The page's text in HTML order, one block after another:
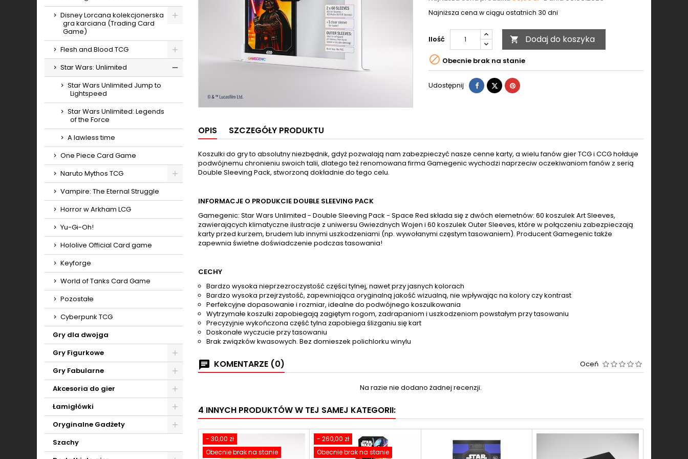
Disney Lorcana kolekcjonerska
gra karciana (Trading Card
Game)
Flesh and Blood TCG
Toggle
Star Wars: Unlimited
Star Wars Unlimited Jump to
Lightspeed
Star Wars Unlimited: Legends
of the Force
A lawless time
One Piece Card Game
Naruto Mythos TCG
Vampire: The Eternal Struggle
Horror w Arkham LCG
Yu-Gi-Oh!
Hololive Official Card game
Keyforge
World of Tanks Card Game
Pozostałe
Cyberpunk TCG
Gry dla dwojga
Gry Figurkowe
Toggle
Gry Fabularne
Akcesoria do gier
Łamigłówki
Toggle
Oryginalne Gadżety
Toggle
Szachy
Najniższa cena w ciągu ostatnich 30 dni
Ilość  Dodaj do koszyka
 Obecnie brak na stanie
Udostępnij Udostępnij
TweetujPinterest
OPIS SZCZEGÓŁY PRODUKTU
Koszulki do gry to absolutny niezbędnik, gdyż pozwalają nam zabezpieczyć nasze cenne karty, a wielu fanów gier TCG i CCG hołduje
podwójnemu chronieniu swoich talii, dlatego też renomowana firma Gamegenic wychodzi naprzeciw oczekiwaniom fanów z serią
Double Sleeving Pack, stworzoną dokładnie do tego celu.
INFORMACJE O PRODUKCIE DOUBLE SLEEVING PACK
Gamegenic: Star Wars Unlimited - Double Sleeving Pack - Space Red składa się z dwóch elemetnów: 60 koszulek Art Sleeves,
zawierających klimatyczne ilustracje z uniwersu Gwiezdnych Wojen i 60 koszulek Outer Sleeves, które w połączeniu zabezpieczają
karty przed kurzem, brudem lub innymi uszkodzeniami (np. wywołanymi częstym tasowaniem). Producent Gamegenic także
zapewnia świetne doświadczenie podczas tasowania!
CECHY
Bardzo wysoka nieprzezroczystość części tylnej, nawet przy jasnych kolorach
Bardzo wysoka przejrzystość, zapewniająca oryginalną jakość wizualną, nie wpływając na kolory czy kontrast
Perfekcyjne dopasowanie i rozmiar, idealne do podwójnego koszulkowania
Wytrzymałe koszulki zapobiegają zagiętym rogom, zadrapaniom i uszkodzeniom powstałym przy tasowaniu
Precyzyjnie wykończona część tylna zapobiega ślizganiu się kart
Doskonałe wyczucie przy tasowaniu
Brak związków kwasowych. Bez domieszek polichlorku winylu
KOMENTARZE (0) Oceń
Na razie nie dodano żadnej recenzji.
4 INNYCH PRODUKTÓW W TEJ SAMEJ KATEGORII:
- 30,00 zł
Obecnie brak na stanie
- 260,00 zł
Obecnie brak na stanie